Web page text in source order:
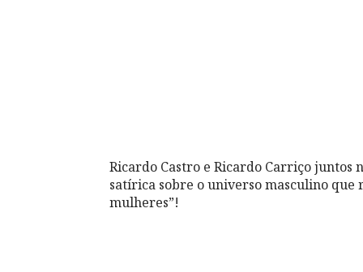
Ricardo Castro e Ricardo Carriço juntos
satírica sobre o universo masculino que
mulheres”!